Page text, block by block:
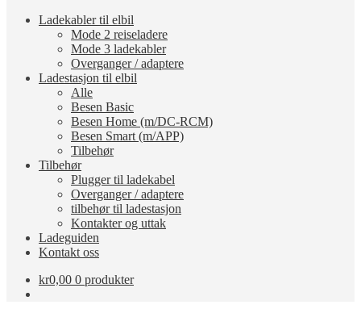
Ladekabler til elbil
Mode 2 reiseladere
Mode 3 ladekabler
Overganger / adaptere
Ladestasjon til elbil
Alle
Besen Basic
Besen Home (m/DC-RCM)
Besen Smart (m/APP)
Tilbehør
Tilbehør
Plugger til ladekabel
Overganger / adaptere
tilbehør til ladestasjon
Kontakter og uttak
Ladeguiden
Kontakt oss
kr0,00 0 produkter